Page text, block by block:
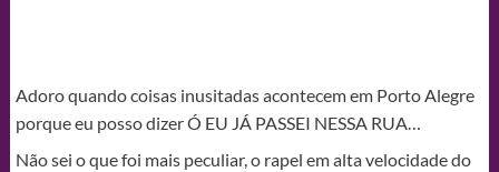
Adoro quando coisas inusitadas acontecem em Porto Alegre
porque eu posso dizer Ó EU JÁ PASSEI NESSA RUA…
Não sei o que foi mais peculiar, o rapel em alta velocidade do